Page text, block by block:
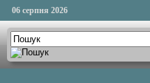
06 серпня 2026